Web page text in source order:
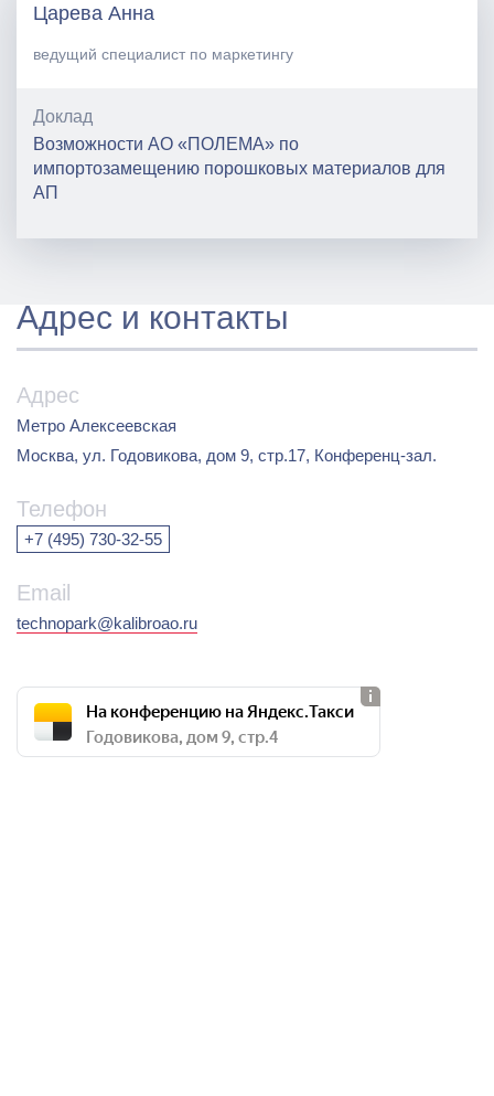
Царева Анна
ведущий специалист по маркетингу
Доклад
Возможности АО «ПОЛЕМА» по
импортозамещению порошковых материалов для
АП
Адрес и контакты
Адрес
Метро Алексеевская
Москва, ул. Годовикова, дом 9, стр.17, Конференц-зал.
Телефон
+7 (495) 730-32-55
Email
technopark@kalibroao.ru
На конференцию на Яндекс.Такси
Годовикова, дом 9, стр.4